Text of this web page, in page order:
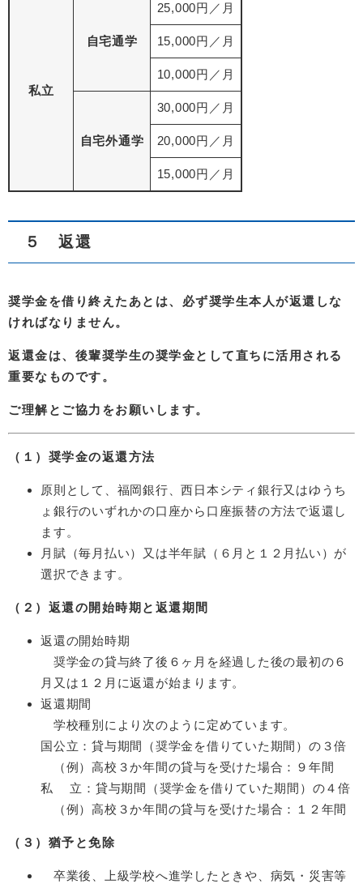
私立
自宅通学
25,000円／月
15,000円／月
10,000円／月
自宅外通学
30,000円／月
20,000円／月
15,000円／月
５ 返還
奨学金を借り終えたあとは、必ず奨学生本人が返還しな
ければなりません。
返還金は、後輩奨学生の奨学金として直ちに活用される
重要なものです。
ご理解とご協力をお願いします。
（１）奨学金の返還方法
原則として、福岡銀行、西日本シティ銀行又はゆうち
ょ銀行のいずれかの口座から口座振替の方法で返還し
ます。
月賦（毎月払い）又は半年賦（６月と１２月払い）が
選択できます。
（２）返還の開始時期と返還期間
返還の開始時期
奨学金の貸与終了後６ヶ月を経過した後の最初の６
月又は１２月に返還が始まります。
返還期間
学校種別により次のように定めています。
国公立：貸与期間（奨学金を借りていた期間）の３倍
（例）高校３か年間の貸与を受けた場合：９年間
私 立：貸与期間（奨学金を借りていた期間）の４倍
（例）高校３か年間の貸与を受けた場合：１２年間
（３）猶予と免除
卒業後、上級学校へ進学したときや、病気・災害等